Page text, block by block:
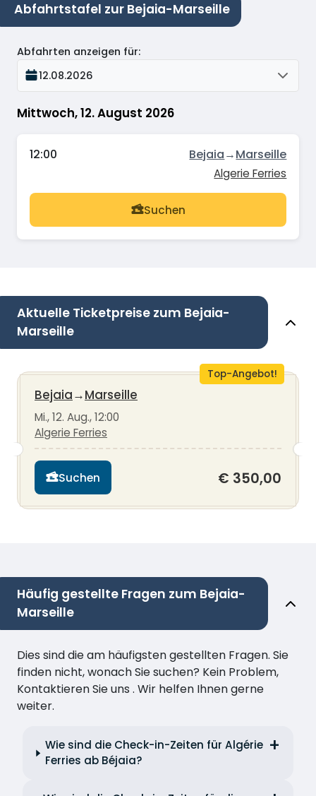
Abfahrtstafel zur Bejaia-Marseille
Mittwoch, 12. August 2026
Abfahrten anzeigen für:
12.08.2026
12:00 Bejaia→Marseille
Algerie Ferries
Suchen
Aktuelle Ticketpreise zum Bejaia-
Marseille
Top-Angebot!
Bejaia→Marseille
Mi., 12. Aug., 12:00
Algerie Ferries
Suchen € 350,00
Häufig gestellte Fragen zum Bejaia-
Marseille
Dies sind die am häufigsten gestellten Fragen. Sie
finden nicht, wonach Sie suchen? Kein Problem,
Kontaktieren Sie uns . Wir helfen Ihnen gerne
weiter.
Wie sind die Check-in-Zeiten für Algérie
Ferries ab Béjaia?